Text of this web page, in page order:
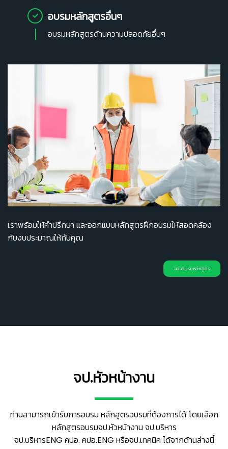
เราพร้อมให้คำปรึกษา และออกแบบหลักสูตรฝึกอบรมให้สอดคล้อง
กับงบประมาณให้กับคุณ
จองอบรมหลักสูตร
อบรมหลักสูตรอื่นๆ
อบรมหลักสูตรด้านความปลอดภัยอื่นๆ
จป.หัวหน้างาน
ท่านสามารถเข้ารับการอบรม หลักสูตรอบรมที่ต้องการได้ โดยเลือก
หลักสูตรอบรมจป.หัวหน้างาน จป.บริหาร
จป.บริหารENG คปอ. คปอ.ENG หรือจป.เทคนิค ได้จากด้านล่างนี้